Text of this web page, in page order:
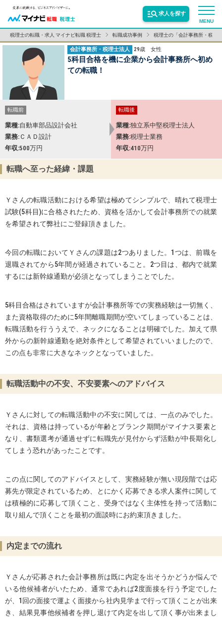
MENU
求人を探す
サービス紹介
転職お役立ち情報
求人情報
税理士の転職・求人 マイナビ転職 税理士 転職成功事例 税理士の「会計事務所・税理
会計事務所・税理士法人 29歳 女性
5科目合格を機に企業から会計事務所へ初め
ての転職！
転職前
業種 自動車部品設計会社
業務 ＣＡＤ設計
年収 500万円
転職後
業種 独立系中堅税理士法人
業務 税理士業務
年収 410万円
転職へ至った経緯・課題
Ｙさんの転職活動における希望は極めてシンプルで、晴れて税理士
試験(5科目)に合格されたため、資格を活かして会計事務所での就業
を希望されて弊社にご登録頂きました。
今回の転職においてＹさんの課題は2つありました。1つは、前職を
退職されてから5年間が経過されていること。2つ目は、都内で就業
するには新幹線通勤が必須となってしまうことでした。
5科目合格はされていますが会計事務所等での実務経験は一切無く、
また資格取得のために5年間離職期間が空いてしまっていることは、
転職活動を行ううえで、ネックになることは明確でした。加えて県
外からの新幹線通勤を絶対条件として希望されていいましたので、
この点も非常に大きなネックとなっていました。
転職活動中の不安、不安要素へのアドバイス
Ｙさんに対しての転職活動中の不安に関しては、一点のみでした。
それは、資格は持っているが年齢とブランク期間がマイナス要素と
なり、書類選考が通過せずに転職先が見付からず活動が中長期化し
てしまう恐れがあったことです。
この点に関してのアドバイスとして、実務経験が無い現段階では応
募先が限定されているため、とにかく応募できる求人案件に関して
は積極的に応募して頂くこと、受身ではなく主体性を持って活動に
取り組んで頂くことを最初の面談時にお約束頂きました。
内定までの流れ
Ｙさんが応募された会計事務所は既に内定を出そうかどうか悩んで
いる他候補者がいたため、通常であれば2度面接を行う予定でした
が、1回の面接で運よく面接から社内見学まで行って頂くことが出来
き、結果見事他候補者を押し退けて内定を出して頂く事が出来まし